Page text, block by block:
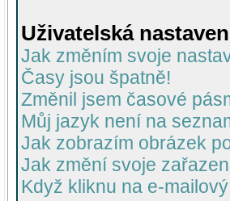
Uživatelská
Jak změním svoje
Časy jsou špatně!
Změnil jsem časové
Můj jazyk není na
Jak zobrazím obrázek
Jak změní svoje
Když kliknu na e-